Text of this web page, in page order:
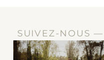
SUIVEZ-NOUS —